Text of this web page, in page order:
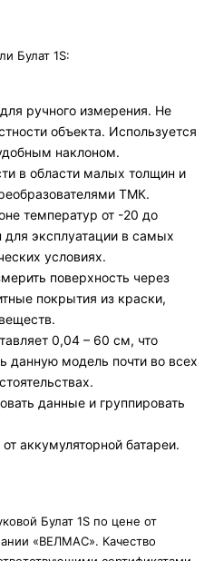
Булат 1S:
ручного измерения. Не
объекта. Используется
наклоном.
в области малых толщин и
ТМК.
температур от -20 до
для эксплуатации в самых
условиях.
поверхность через
покрытия из краски,
0,04 – 60 см, что
данную модель почти во всех
данные и группировать
аккумуляторной батареи.
Булат 1S по цене от
«ВЕЛМАС». Качество